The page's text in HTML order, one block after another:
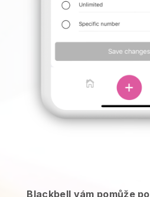
Blackbell vám pomůže